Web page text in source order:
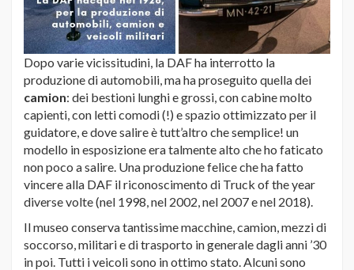
Dopo varie vicissitudini, la DAF ha interrotto la
produzione di automobili, ma ha proseguito quella dei
camion: dei bestioni lunghi e grossi, con cabine molto
capienti, con letti comodi (!) e spazio ottimizzato per il
guidatore, e dove salire è tutt’altro che semplice! un
modello in esposizione era talmente alto che ho faticato
non poco a salire. Una produzione felice che ha fatto
vincere alla DAF il riconoscimento di Truck of the year
diverse volte (nel 1998, nel 2002, nel 2007 e nel 2018).
Il museo conserva tantissime macchine, camion, mezzi di
soccorso, militari e di trasporto in generale dagli anni ’30
in poi. Tutti i veicoli sono in ottimo stato. Alcuni sono